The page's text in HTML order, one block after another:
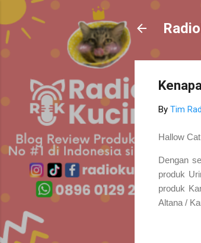
By Tim
Hallow
Dengan
produk
produk
Altana /